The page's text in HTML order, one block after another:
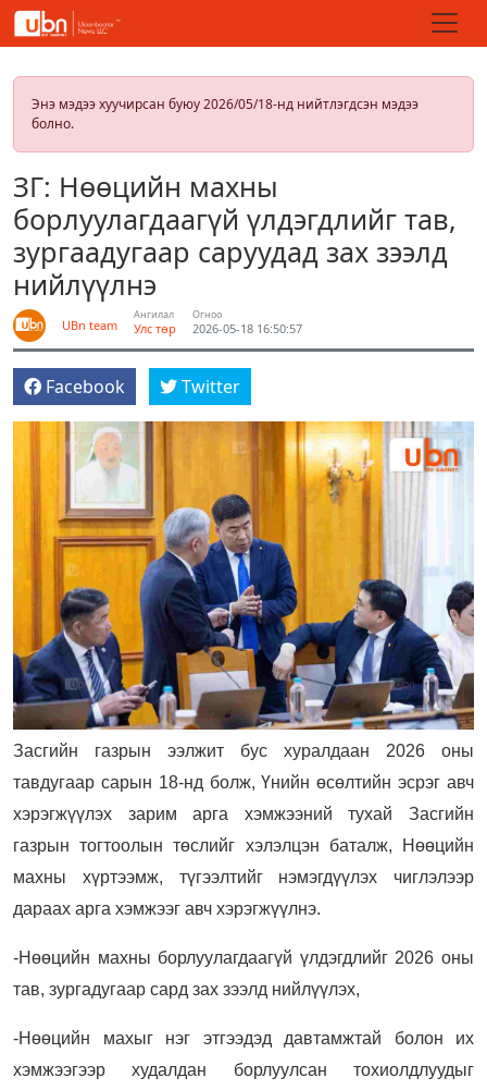
Энэ мэдээ хуучирсан буюу 2026/05/18-нд нийтлэгдсэн мэдээ
болно.
ЗГ: Нөөцийн махны
борлуулагдаагүй үлдэгдлийг тав,
зургаадугаар саруудад зах зээлд
нийлүүлнэ
UBn team
Ангилал
Улс төр
Огноо
2026-05-18 16:50:57
Facebook Twitter
Засгийн газрын ээлжит бус хуралдаан 2026 оны
тавдугаар сарын 18-нд болж, Үнийн өсөлтийн эсрэг авч
хэрэгжүүлэх зарим арга хэмжээний тухай Засгийн
газрын тогтоолын төслийг хэлэлцэн баталж, Нөөцийн
махны хүртээмж, түгээлтийг нэмэгдүүлэх чиглэлээр
дараах арга хэмжээг авч хэрэгжүүлнэ.
-Нөөцийн махны борлуулагдаагүй үлдэгдлийг 2026 оны
тав, зургадугаар сард зах зээлд нийлүүлэх,
-Нөөцийн махыг нэг этгээдэд давтамжтай болон их
хэмжээгээр худалдан борлуулсан тохиолдлуудыг